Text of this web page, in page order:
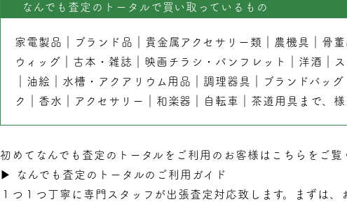
なんでも査定のトータルで買い取っているもの
家電製品 ブランド品 貴金属アクセサリー類 農機具 骨董
ウィッグ
古本 ・ 雑誌 映画チラシ・パンフレット 洋酒
油絵 水槽・アクアリウム用品 調理器具 ブランドバッグ
ク
香水 アクセサリー 和楽器 自転車 茶道用具 まで、
初めてなんでも査定のトータルをご利用のお客様はこちらをご覧
▶︎
なんでも査定のトータルのご利用ガイド
１つ１つ丁寧に専門スタッフが出張査定対応致します。まずは、